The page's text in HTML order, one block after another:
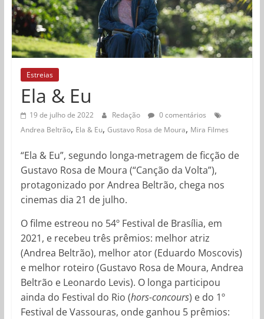
Estreias
Ela & Eu
19 de julho de 2022 Redação
0 comentários
Andrea Beltrão, Ela & Eu, Gustavo Rosa de Moura, Mira Filmes
“Ela & Eu”, segundo longa-metragem de ficção de
Gustavo Rosa de Moura (“Canção da Volta”),
protagonizado por Andrea Beltrão, chega nos
cinemas dia 21 de julho.
O filme estreou no 54º Festival de Brasília, em
2021, e recebeu três prêmios: melhor atriz
(Andrea Beltrão), melhor ator (Eduardo Moscovis)
e melhor roteiro (Gustavo Rosa de Moura, Andrea
Beltrão e Leonardo Levis). O longa participou
ainda do Festival do Rio (hors-concours) e do 1º
Festival de Vassouras, onde ganhou 5 prêmios: